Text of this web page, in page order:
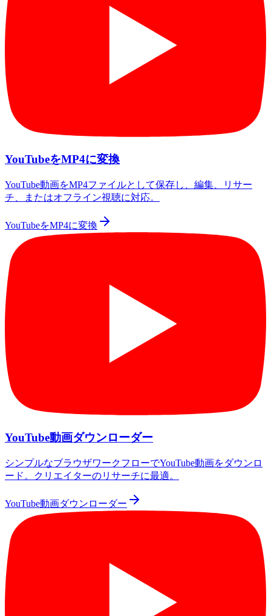
YouTubeをMP4に変換
YouTube動画をMP4ファイルとして保存し、編集、リサー
チ、またはオフライン視聴に対応。
YouTubeをMP4に変換
YouTube動画ダウンローダー
シンプルなブラウザワークフローでYouTube動画をダウンロ
ード。クリエイターのリサーチに最適。
YouTube動画ダウンローダー